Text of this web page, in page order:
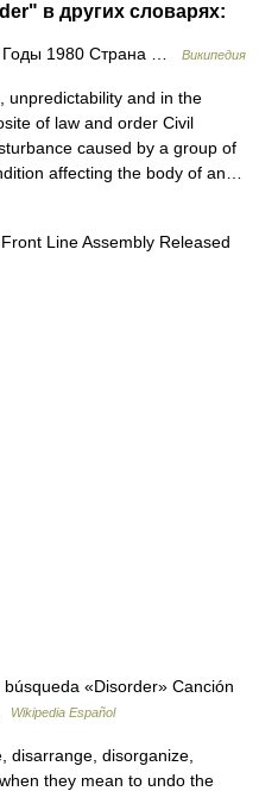
в других словарях:
1980 Страна … Википедия
and in the
of law and order Civil
caused by a group of
affecting the body of an…
Line Assembly Released
«Disorder» Canción
Wikipedia Español
disorganize,
they mean to undo the